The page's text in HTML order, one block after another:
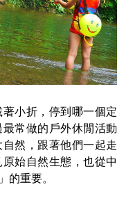
小折，停到哪一個定
常做的戶外休閒活動
然，跟著他們一起走
始自然生態，也從中
的重要。